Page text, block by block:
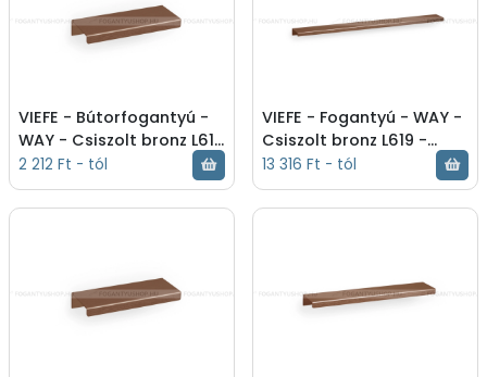
VIEFE - Bútorfogantyú -
WAY - Csiszolt bronz L619
- Alumínium - Bútorajtó
élére ültethető színes
fém foganty - - -
2 212 Ft - tól
VIEFE - Fogantyú - WAY -
Csiszolt bronz L619 -
Alumínium - Bútorajtó
élére ültethető színes
fém fogantyú - - -
13 316 Ft - tól